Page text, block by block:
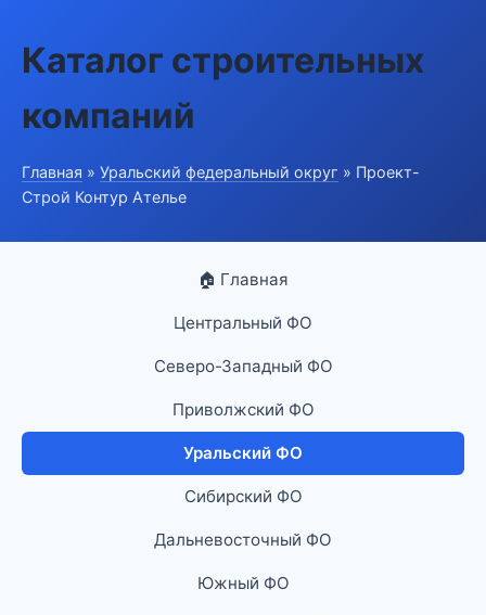
Каталог строительных
компаний
Главная » Уральский федеральный округ » Проект-
Строй Контур Ателье
🏠 Главная
Центральный ФО
Северо-Западный ФО
Приволжский ФО
Уральский ФО
Сибирский ФО
Дальневосточный ФО
Южный ФО